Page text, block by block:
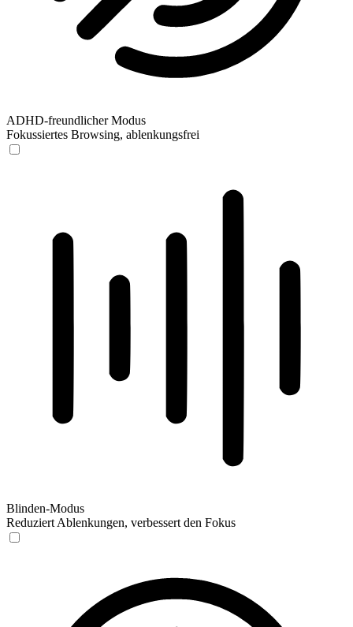
ADHD-freundlicher Modus
Fokussiertes Browsing, ablenkungsfrei
Blinden-Modus
Reduziert Ablenkungen, verbessert den Fokus